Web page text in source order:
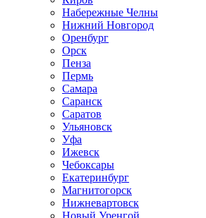
Набережные Челны
Нижний Новгород
Оренбург
Орск
Пенза
Пермь
Самара
Саранск
Саратов
Ульяновск
Уфа
Ижевск
Чебоксары
Екатеринбург
Магнитогорск
Нижневартовск
Новый Уренгой